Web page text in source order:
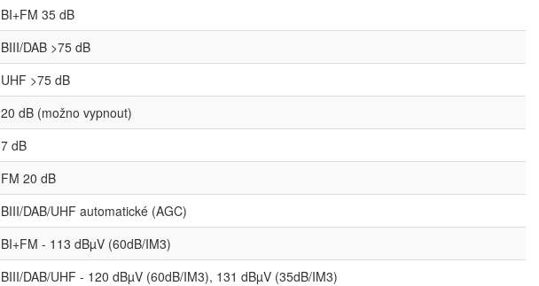
BI+FM 35 dB
BIII/DAB >75 dB
UHF >75 dB
20 dB (možno vypnout)
7 dB
FM 20 dB
BIII/DAB/UHF automatické (AGC)
BI+FM - 113 dBµV (60dB/IM3)
BIII/DAB/UHF - 120 dBµV (60dB/IM3), 131 dBµV (35dB/IM3)